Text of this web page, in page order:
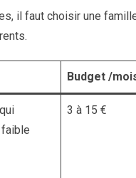
il faut choisir une
Budget /
3 à 15 €